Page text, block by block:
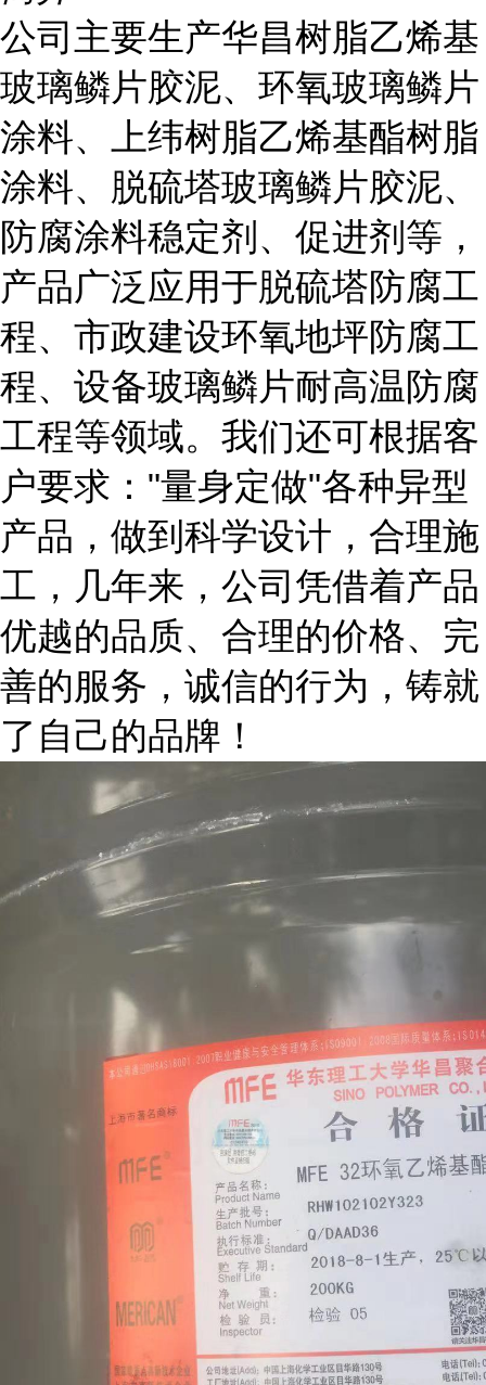
公司主要生产华昌树脂乙烯基
玻璃鳞片胶泥、环氧玻璃鳞片
涂料、上纬树脂乙烯基酯树脂
涂料、脱硫塔玻璃鳞片胶泥、
防腐涂料稳定剂、促进剂等，
产品广泛应用于脱硫塔防腐工
程、市政建设环氧地坪防腐工
程、设备玻璃鳞片耐高温防腐
工程等领域。我们还可根据客
户要求："量身定做"各种异型
产品，做到科学设计，合理施
工，几年来，公司凭借着产品
优越的品质、合理的价格、完
善的服务，诚信的行为，铸就
了自己的品牌！